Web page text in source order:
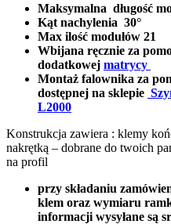
Maksymalna długość
Kąt nachylenia 30°
Max ilość modułów 21
Wbijana ręcznie za
dodatkowej matrycy
Montaż falownika za
dostępnej na sklepie
L2000
Konstrukcja zawiera : klemy
nakrętką – dobrane do twoich
na profil
przy składaniu
klem oraz wymiaru
informacji wysyłane są